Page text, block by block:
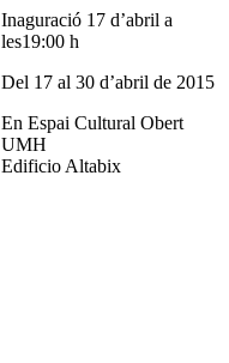
Inaguració 17 d’abril a
les19:00 h
Del 17 al 30 d’abril de 2015
En Espai Cultural Obert
UMH
Edificio Altabix